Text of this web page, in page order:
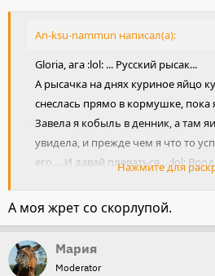
An-ksu-nammun написал(а):
Gloria, ага :lol: ... Русский рысак...
А рысачка на днях куриное яйцо
снеслась прямо в кормушке, пока
Завела я кобыль в денник, а там
увидела, и прежде чем я что то
его.... И давай плеваться... :lol:
Нажмите для
А моя жрет со скорлупой.
Мария
Moderator